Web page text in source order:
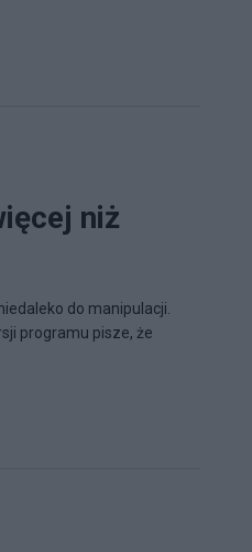
niż
do manipulacji.
programu pisze, że